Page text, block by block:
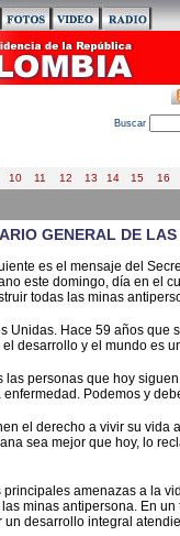
Buscar
10 11 12 13 14 15 16
GENERAL DE
es el mensaje del
este domingo, día en el
todas las minas
Unidas. Hace 59 años
desarrollo y el mundo es
las personas que hoy
Podemos y
el derecho a vivir su
sea mejor que hoy, lo
principales amenazas a la
minas antipersona. En
un desarrollo integral